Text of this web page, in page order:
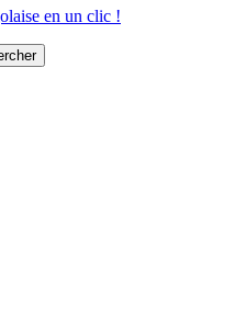
en un clic !